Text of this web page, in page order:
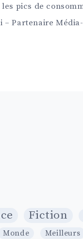
d
é
pics de
Partenaire
Fiction
Monde Meilleurs